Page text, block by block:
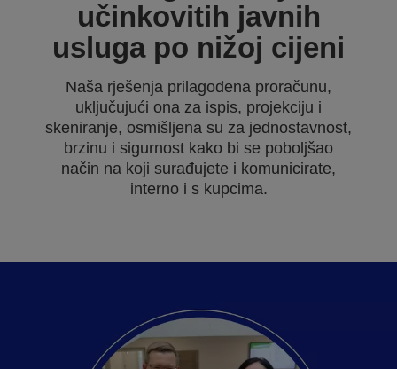
učinkovitih javnih
usluga po nižoj cijeni
Naša rješenja prilagođena proračunu,
uključujući ona za ispis, projekciju i
skeniranje, osmišljena su za jednostavnost,
brzinu i sigurnost kako bi se poboljšao
način na koji surađujete i komunicirate,
interno i s kupcima.